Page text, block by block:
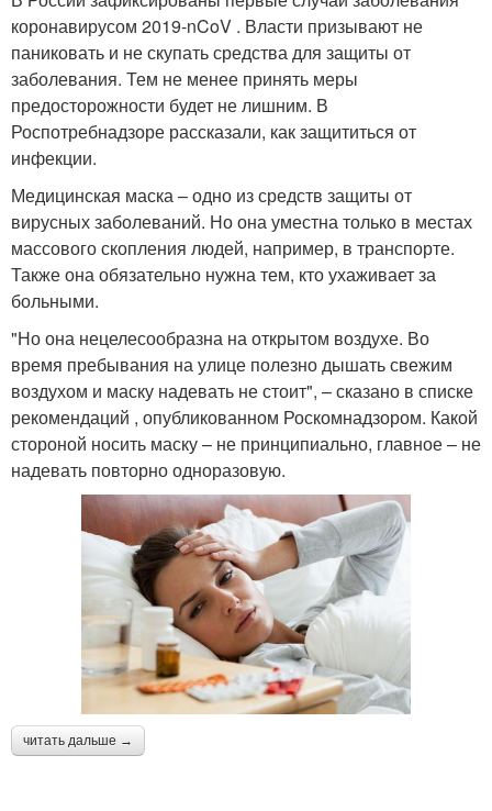
коронавирусом 2019-nCoV . Власти призывают не
паниковать и не скупать средства для защиты от
заболевания. Тем не менее принять меры
предосторожности будет не лишним. В
Роспотребнадзоре рассказали, как защититься от
инфекции.
Медицинская маска – одно из средств защиты от
вирусных заболеваний. Но она уместна только в местах
массового скопления людей, например, в транспорте.
Также она обязательно нужна тем, кто ухаживает за
больными.
"Но она нецелесообразна на открытом воздухе. Во
время пребывания на улице полезно дышать свежим
воздухом и маску надевать не стоит", – сказано в списке
рекомендаций , опубликованном Роскомнадзором. Какой
стороной носить маску – не принципиально, главное – не
надевать повторно одноразовую.
читать дальше →